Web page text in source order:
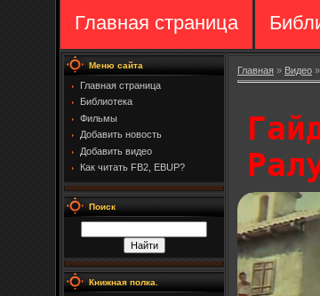
Главная страница
Меню сайта
Главная страница
Библиотека
Фильмы
Добавить новость
Добавить видео
Как читать FB2, EBUP?
Поиск
Книжная полка.
Главная » Видео »